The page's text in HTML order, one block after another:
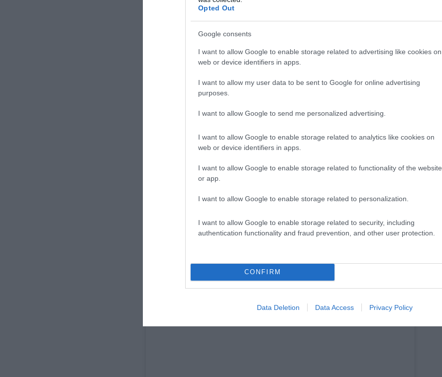
Opted Out
Google consents
I want to allow Google to enable storage related to advertising like cookies on
web or device identifiers in apps.
I want to allow my user data to be sent to Google for online advertising
purposes.
I want to allow Google to send me personalized advertising.
I want to allow Google to enable storage related to analytics like cookies on
web or device identifiers in apps.
I want to allow Google to enable storage related to functionality of the website
or app.
I want to allow Google to enable storage related to personalization.
I want to allow Google to enable storage related to security, including
authentication functionality and fraud prevention, and other user protection.
CONFIRM
Data Deletion Data Access Privacy Policy
#Niger– Il Ministro degli Affari Esteri, James Cleverley, è
arrivato in#Nigeria.
➡️Il ha espresso il suo sostegno alle azioni della
dichiarato che il suo Paese approverà qualsiasi azione
dell'organizzazione diretta contro la giunta in